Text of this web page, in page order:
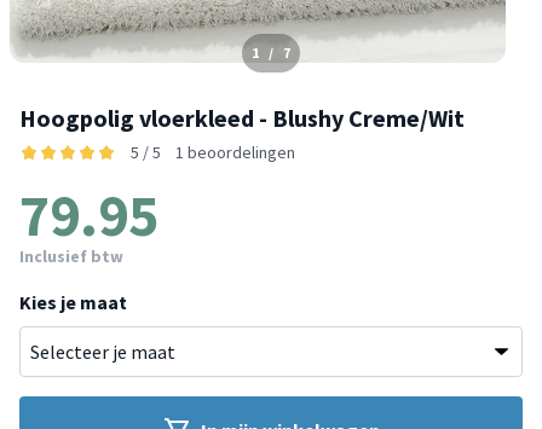
1 / 7
Hoogpolig vloerkleed - Blushy Creme/Wit
5 / 5 1 beoordelingen
79.95
Inclusief btw
Kies je maat